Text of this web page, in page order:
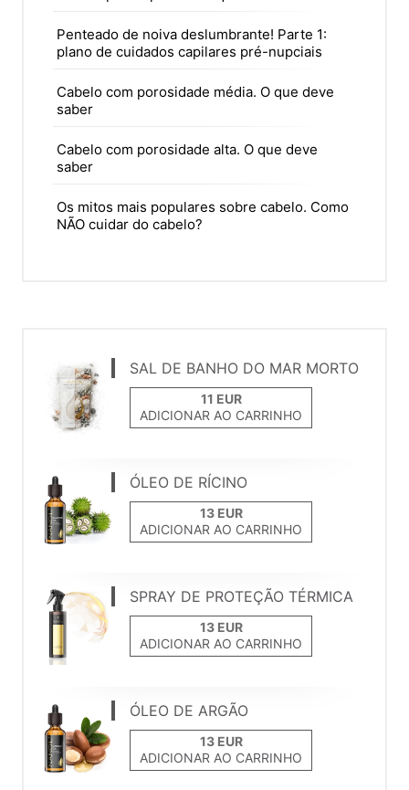
Penteado de noiva deslumbrante! Parte 1:
plano de cuidados capilares pré-nupciais
Cabelo com porosidade média. O que deve
saber
Cabelo com porosidade alta. O que deve
saber
Os mitos mais populares sobre cabelo. Como
NÃO cuidar do cabelo?
SAL DE BANHO DO MAR MORTO
ADICIONAR AO CARRINHO
ÓLEO DE RÍCINO
ADICIONAR AO CARRINHO
SPRAY DE PROTEÇÃO TÉRMICA
ADICIONAR AO CARRINHO
ÓLEO DE ARGÃO
ADICIONAR AO CARRINHO